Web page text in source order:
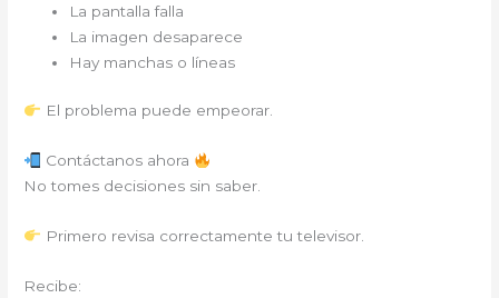
La pantalla falla
La imagen desaparece
Hay manchas o líneas
El problema puede empeorar.
Contáctanos ahora
No tomes decisiones sin saber.
Primero revisa correctamente tu televisor.
Recibe: